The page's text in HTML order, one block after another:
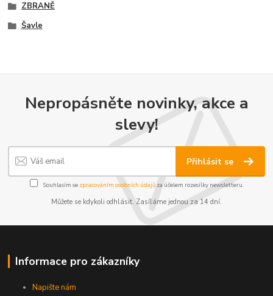
ZBRANĚ
Šavle
Nepropásněte novinky, akce a
slevy!
Přihlásit se
Souhlasím se zpracováním osobních údajůza účelem rozesílky newsletteru.
Můžete se kdykoli odhlásit. Zasíláme jednou za 14 dní.
Informace pro zákazníky
Napište nám